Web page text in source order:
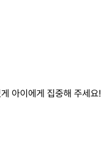
아이에게 집중해 주세요!